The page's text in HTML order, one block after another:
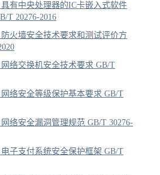
有中央处理器的IC卡嵌入式软件
T 20276-2016
火墙安全技术要求和测试评价方
络交换机安全技术要求 GB/T
络安全等级保护基本要求 GB/T
络安全漏洞管理规范 GB/T 30276-
子支付系统安全保护框架 GB/T